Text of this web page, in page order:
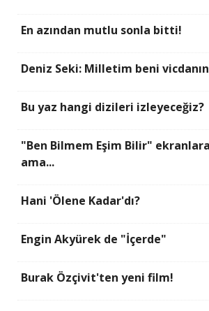
En azından mutlu sonla bitti!
Deniz Seki: Milletim beni
Bu yaz hangi dizileri izleyeceğiz?
"Ben Bilmem Eşim Bilir"
ama...
Hani 'Ölene Kadar'dı?
Engin Akyürek de "İçerde"
Burak Özçivit'ten yeni film!